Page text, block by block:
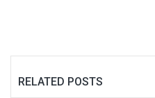
RELATED POSTS